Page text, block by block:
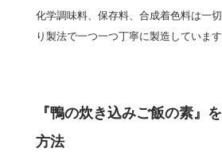
化学調味料、保存料、合成着色料は一
り製法で一つ一つ丁寧に製造しています
『鴨の炊き込みご飯の素』
方法